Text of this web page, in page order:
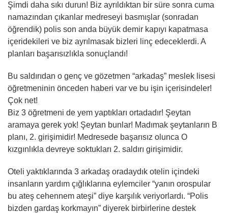
Şimdi daha sıkı durun! Biz ayrıldıktan bir süre sonra cuma
namazından çıkanlar medreseyi basmışlar (sonradan
öğrendik) polis son anda büyük demir kapıyı kapatmasa
içeridekileri ve biz ayrılmasak bizleri linç edeceklerdi. A
planları başarısızlıkla sonuçlandı!
Bu saldırıdan o genç ve gözetmen “arkadaş” meslek lisesi
öğretmeninin önceden haberi var ve bu işin içerisindeler!
Çok net!
Biz 3 öğretmeni de yem yaptıkları ortadadır! Şeytan
aramaya gerek yok! Şeytan bunlar! Madımak şeytanların B
planı, 2. girişimidir! Medresede başarısız olunca O
kızgınlıkla devreye soktukları 2. saldırı girişimidir.
Oteli yaktıklarında 3 arkadaş oradaydık otelin içindeki
insanların yardım çığlıklarına eylemciler “yanın orospular
bu ateş cehennem ateşi” diye karşılık veriyorlardı. “Polis
bizden gardaş korkmayın” diyerek birbirlerine destek